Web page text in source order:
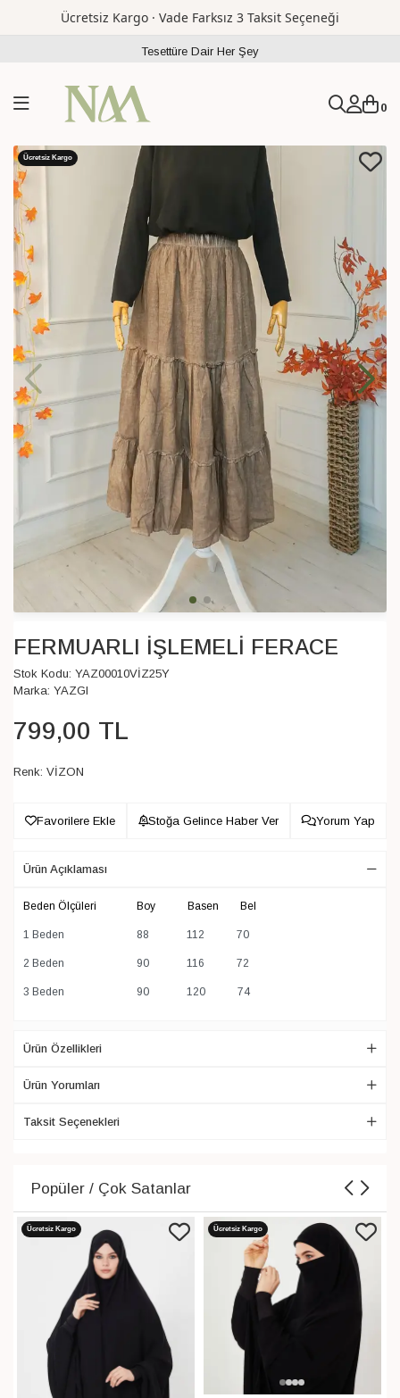
Ücretsiz Kargo · Vade Farksız 3 Taksit Seçeneği
Tesettüre Dair Her Şey
0
Ücretsiz Kargo
FERMUARLI İŞLEMELİ FERACE
Stok Kodu: YAZ00010VİZ25Y
Marka: YAZGI
799,00 TL
Renk: VİZON
Favorilere Ekle Stoğa Gelince Haber Ver Yorum Yap
Ürün Açıklaması
Beden Ölçüleri Boy Basen Bel
1 Beden 88 112 70
2 Beden 90 116 72
3 Beden 90 120 74
Ürün Özellikleri
Ürün Yorumları
Taksit Seçenekleri
Popüler / Çok Satanlar
Ücretsiz Kargo Ücretsiz Kargo